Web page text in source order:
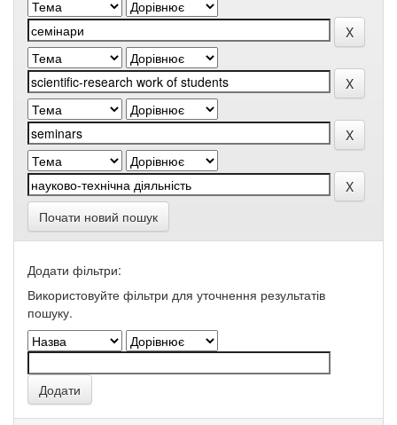
Почати новий пошук
Додати фільтри:
Використовуйте фільтри для уточнення результатів
пошуку.